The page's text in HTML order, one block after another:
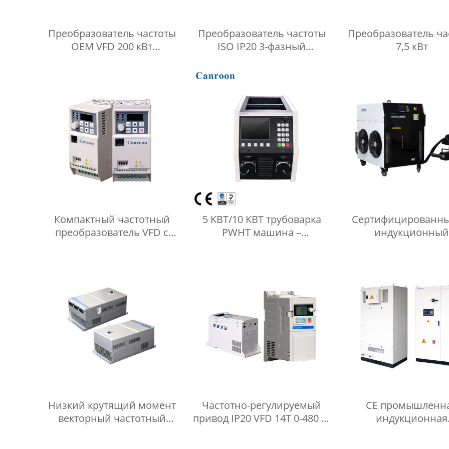
Преобразователь частоты
OEM VFD 200 кВт
Преобразователь частоты
ISO IP20 3-фазный
Преобразователь
7,5 кВт
Компактный частотный
преобразователь VFD с
5 KВT/10 KВT трубоварка
PWHT машина –
индукционный
Низкий крутящий момент
векторный частотный
Частотно-регулируемый
привод IP20 VFD 14T 0-480 В,
CE
индукционная